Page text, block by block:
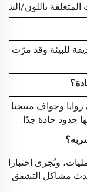
باللون/
للبيئة وقد مرّت
زوايا وحواف
حدود حادة جدًا.
وتُجرى
200 كيلوجرام. لن تحدث